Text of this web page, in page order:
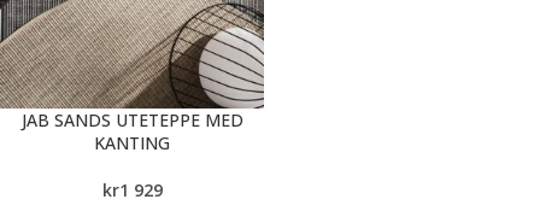
JAB SANDS UTETEPPE MED
KANTING
kr1 929